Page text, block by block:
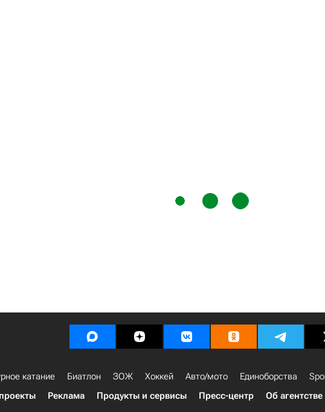
катание Биатлон ЗОЖ Хоккей Авто/мото Единоборства
Реклама Продукты и сервисы Пресс-центр Об агентстве